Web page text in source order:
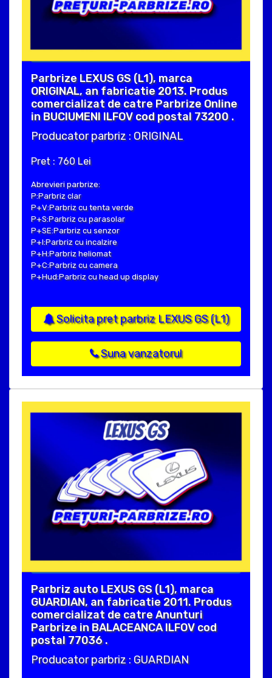
Parbrize LEXUS GS (L1), marca
ORIGINAL, an fabricatie 2013. Produs
comercializat de catre Parbrize Online
in BUCIUMENI ILFOV cod postal 73200 .
Producator parbriz : ORIGINAL
Pret : 760 Lei
Abrevieri parbrize:
P:Parbriz clar
P+V:Parbriz cu tenta verde
P+S:Parbriz cu parasolar
P+SE:Parbriz cu senzor
P+I:Parbriz cu incalzire
P+H:Parbriz heliomat
P+C:Parbriz cu camera
P+Hud:Parbriz cu head up display
Solicita pret parbriz LEXUS GS (L1)
Suna vanzatorul
Parbriz auto LEXUS GS (L1), marca
GUARDIAN, an fabricatie 2011. Produs
comercializat de catre Anunturi
Parbrize in BALACEANCA ILFOV cod
postal 77036 .
Producator parbriz : GUARDIAN